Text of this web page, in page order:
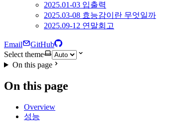
2025.01-03 입출력
2025.03-08 효능감이란 무엇일까
2025.09-12 연말회고
Email
GitHub
Select theme
On this page
On this page
Overview
성능